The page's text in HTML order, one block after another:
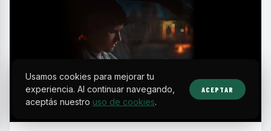
Usamos cookies para mejorar tu
experiencia. Al continuar navegando,
aceptás nuestro uso de cookies.
ACEPTAR